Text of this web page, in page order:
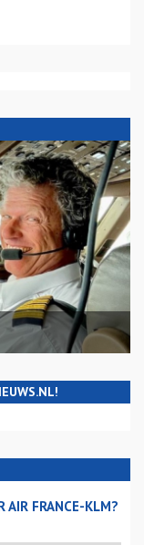
AIR FRANCE-KLM?